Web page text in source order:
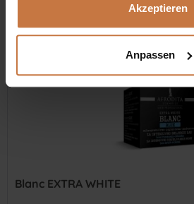
Akzeptieren
Anpassen
Blanc EXTRA WHITE